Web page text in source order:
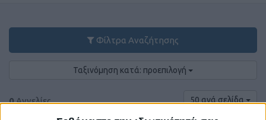
Φίλτρα Αναζήτησης
Ταξινόμηση κατά: προεπιλογή
0Αγγελίες. 50 ανά σελίδα